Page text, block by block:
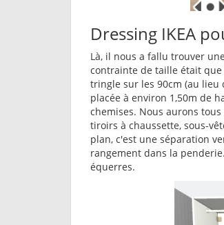
Dressing IKEA
Là, il nous a fallu trouver
contrainte de taille était
tringle sur les 90cm (au lieu
placée à environ 1,50m de
chemises. Nous aurons
tiroirs à chaussette, sous-
plan, c'est une séparation
rangement dans la
équerres.